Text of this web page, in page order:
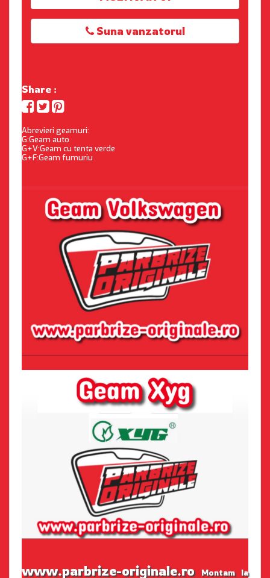
Suna vanzatorul
Share :
Abrevieri geamuri:
G:Geam auto
G+V:Geam cu tenta verde
G+F:Geam fumuriu
www.parbrize-originale.roMontam la